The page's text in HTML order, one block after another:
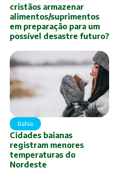
cristãos armazenar
alimentos/suprimentos
em preparação para um
possível desastre futuro?
Bahia
Cidades baianas
registram menores
temperaturas do
Nordeste